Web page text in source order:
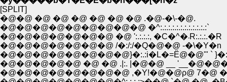
[SPLIT]
�@�@ �@ �@ �@ �@ �@ �@ .�@-�\-�@.
�@�@�@�@�@�@�@�@�@ �^:.:.:.:.:.:.:.:.:.:.:.:`
�@�@�@�@�@�@�@ �@ ':.:.:.:, �C�^�܁R:.:.:.�R
�@�@�@�@�@�@�@ /�:/:/�Q�@�@ -�\�Y�n
�@�@�@�@�@�@�@�@}�:.:i�L�=Ё@�@'" `
�@�@�@�@�@ �@ �@ .|:. |�@�@ __
�@�@�@�@�@�@�@�@ ,�Y!�@�@ρ@ 7�@